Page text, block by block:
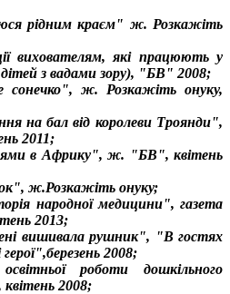
рідним краєм" ж. Розкажіть
вихователям, які працюють у
з вадами зору), "БВ" 2008;
ж. Розкажіть онуку,
на бал від королеви Троянди",
2011;
в Африку", ж. "БВ", квітень
ж.Розкажіть онуку;
народної медицини", газета
2013;
вишивала рушник", "В гостях
2008;
роботи дошкільного
2008;